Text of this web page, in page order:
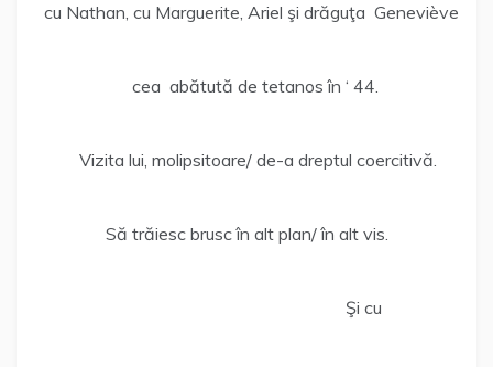
cu Nathan, cu Marguerite, Ariel şi drăguţa Geneviève
cea abătută de tetanos în ‘ 44.
Vizita lui, molipsitoare/ de-a dreptul coercitivă.
Să trăiesc brusc în alt plan/ în alt vis.
Şi cu